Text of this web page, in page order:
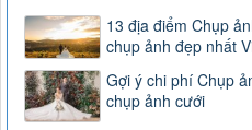
13 địa điểm Chụp
chụp ảnh đẹp nhất
Gợi ý chi phí Chụp
chụp ảnh cưới